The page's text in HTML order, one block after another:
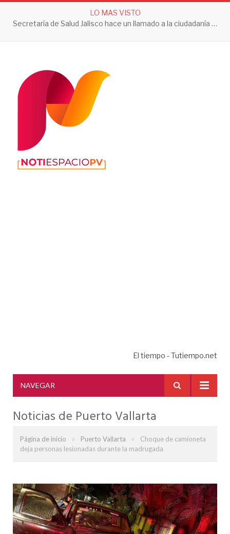
LO MAS VISTO
Secretaría de Salud Jalisco hace un llamado a la ciudadanía a tomar acciones contra el dengue en esta temporada de lluvias
El tiempo - Tutiempo.net
NAVEGAR
Noticias de Puerto Vallarta
Página de inicio » Puerto Vallarta »
Choque de camioneta
deja personas lesionadas durante la madrugada